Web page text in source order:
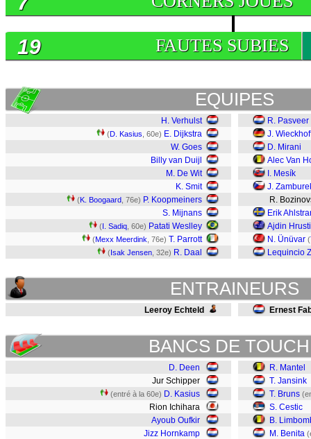
FAUTES SUBIES
19
EQUIPES
H. Verhulst
(D. Kasius , 60e) E. Dijkstra
W. Goes
Billy van Duijl
M. De Wit
K. Smit
(K. Boogaard , 76e) P. Koopmeiners
S. Mijnans
(I. Sadiq , 60e) Patati Weslley
(Mexx Meerdink , 76e) T. Parrott
(Isak Jensen , 32e) R. Daal
R. Pasveer
J.
D. Mirani
Alec Van
I. Mesík
J.
R.
Erik
Ajdin
N. Ünüvar (
Lequincio
ENTRAINEURS
Leeroy Echteld Ernest
BANCS DE
D. Deen
Jur Schipper
(entré à la 60e) D. Kasius
Rion Ichihara
Ayoub Oufkir
Jizz Hornkamp
R. Mantel
T. Jansink
T. Bruns
S. Cestic
B.
M. Benita